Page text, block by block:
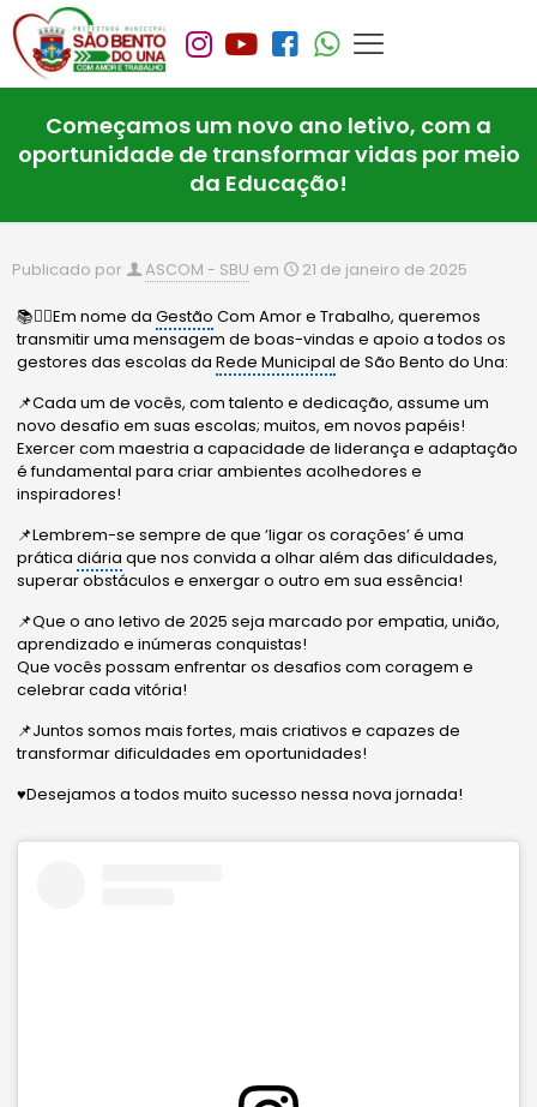
Começamos um novo ano letivo, com a
oportunidade de transformar vidas por meio
da Educação!
Publicado por ASCOM - SBU em 21 de janeiro de 2025
📚✍🏼Em nome daGestão Com Amor e Trabalho, queremos
transmitir uma mensagem de boas-vindas e apoio a todos os
gestores das escolas daRede Municipal de São Bento do Una:
📌Cada um de vocês, com talento e dedicação, assume um
novo desafio em suas escolas; muitos, em novos papéis!
Exercer com maestria a capacidade de liderança e adaptação
é fundamental para criar ambientes acolhedores e
inspiradores!
📌Lembrem-se sempre de que ‘ligar os corações’ é uma
práticadiária que nos convida a olhar além das dificuldades,
superar obstáculos e enxergar o outro em sua essência!
📌Que o ano letivo de 2025 seja marcado por empatia, união,
aprendizado e inúmeras conquistas!
Que vocês possam enfrentar os desafios com coragem e
celebrar cada vitória!
📌Juntos somos mais fortes, mais criativos e capazes de
transformar dificuldades em oportunidades!
♥️Desejamos a todos muito sucesso nessa nova jornada!